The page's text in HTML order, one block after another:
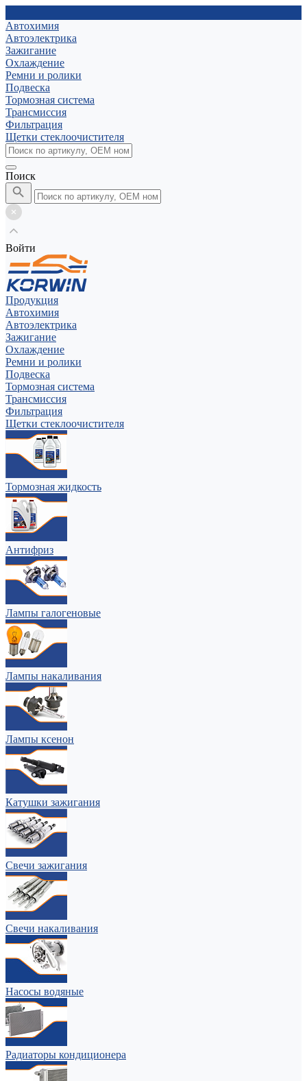
Автохимия
Автоэлектрика
Зажигание
Охлаждение
Ремни и ролики
Подвеска
Тормозная система
Трансмиссия
Фильтрация
Щетки стеклоочистителя
Поиск
Войти
Продукция
Автохимия
Автоэлектрика
Зажигание
Охлаждение
Ремни и ролики
Подвеска
Тормозная система
Трансмиссия
Фильтрация
Щетки стеклоочистителя
Тормозная жидкость
Антифриз
Лампы галогеновые
Лампы накаливания
Лампы ксенон
Катушки зажигания
Свечи зажигания
Свечи накаливания
Насосы водяные
Радиаторы кондиционера